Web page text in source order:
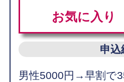
お気に入り
申込
男性5000円→早割で